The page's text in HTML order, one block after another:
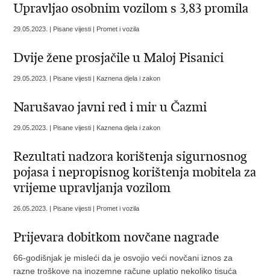
Upravljao osobnim vozilom s 3,83 promila
29.05.2023. | Pisane vijesti | Promet i vozila
Dvije žene prosjačile u Maloj Pisanici
29.05.2023. | Pisane vijesti | Kaznena djela i zakon
Narušavao javni red i mir u Čazmi
29.05.2023. | Pisane vijesti | Kaznena djela i zakon
Rezultati nadzora korištenja sigurnosnog
pojasa i nepropisnog korištenja mobitela za
vrijeme upravljanja vozilom
26.05.2023. | Pisane vijesti | Promet i vozila
Prijevara dobitkom novčane nagrade
66-godišnjak je misleći da je osvojio veći novčani iznos za
razne troškove na inozemne račune uplatio nekoliko tisuća